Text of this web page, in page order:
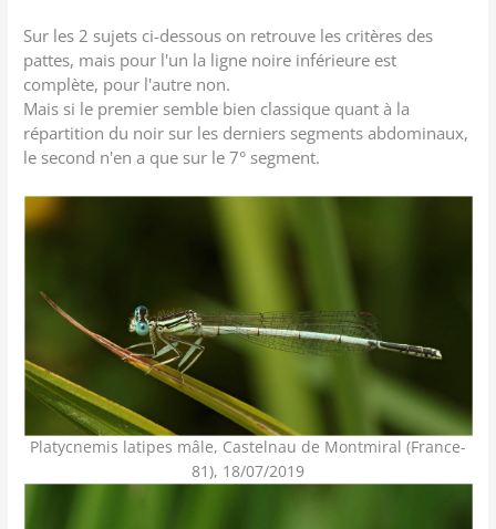
Sur les 2 sujets ci-dessous on retrouve les critères des
pattes, mais pour l'un la ligne noire inférieure est
complète, pour l'autre non.
Mais si le premier semble bien classique quant à la
répartition du noir sur les derniers segments abdominaux,
le second n'en a que sur le 7° segment.
Platycnemis latipes mâle, Castelnau de Montmiral (France-
81), 18/07/2019